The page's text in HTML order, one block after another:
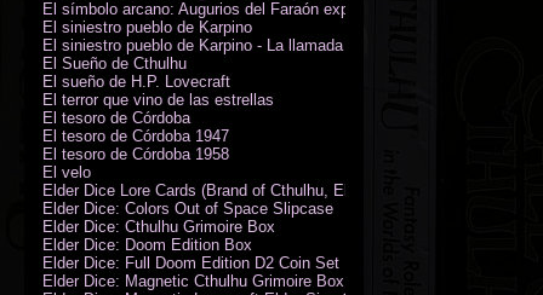
El símbolo arcano: Augurios del Faraón expansión
El siniestro pueblo de Karpino
El siniestro pueblo de Karpino - La llamada de Cthulhu
El Sueño de Cthulhu
El sueño de H.P. Lovecraft
El terror que vino de las estrellas
El tesoro de Córdoba
El tesoro de Córdoba 1947
El tesoro de Córdoba 1958
El velo
Elder Dice Lore Cards (Brand of Cthulhu, Elder Sign, Astral Elder Sign)
Elder Dice: Colors Out of Space Slipcase
Elder Dice: Cthulhu Grimoire Box
Elder Dice: Doom Edition Box
Elder Dice: Full Doom Edition D2 Coin Set
Elder Dice: Magnetic Cthulhu Grimoire Box